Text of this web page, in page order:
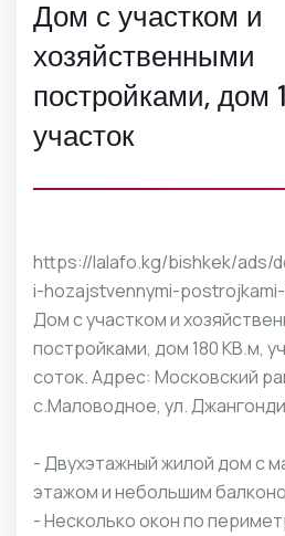
Дом с участком и
хозяйственными
постройками, дом
участок
https://lalafo.kg/bishkek/ads/
i-hozajstvennymi-
Дом с участком и
постройками, дом 180 КВ.м,
соток. Адрес: Московский
с.Маловодное, ул.
- Двухэтажный жилой дом с
этажом и небольшим
- Несколько окон по